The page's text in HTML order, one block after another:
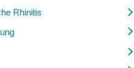
Rhinitis